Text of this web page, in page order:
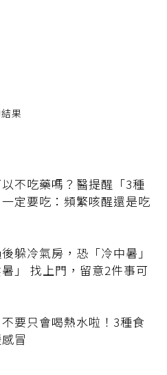
果
不吃藥嗎？醫提醒「3種
定要吃：頻繁咳醒還是吃
躲冷氣房，恐「冷中暑」
」 找上門，留意2件事可
要只會喝熱水啦！3種食
冒